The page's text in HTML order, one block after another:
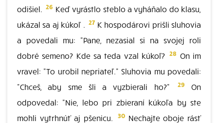
odišiel. 26 Keď vyrástlo steblo a vyháňalo do klasu,
ukázal sa aj kúkoľ . 27 K hospodárovi prišli sluhovia
a povedali mu: "Pane, nezasial si na svojej roli
dobré semeno? Kde sa teda vzal kúkoľ? 28 On im
vravel: "To urobil nepriateľ." Sluhovia mu povedali:
"Chceš, aby sme šli a vyzbierali ho?"
29
On
odpovedal: "Nie, lebo pri zbieraní kúkoľa by ste
mohli vytrhnúť aj pšenicu.
30Nechajte oboje rásť